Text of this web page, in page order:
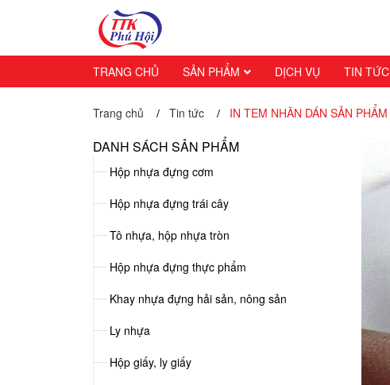
TRANG CHỦ SẢN PHẨM DỊCH VỤ TIN TỨC
Trang chủ / Tin tức / IN TEM NHÃN DÁN SẢN PHẨM
DANH SÁCH SẢN PHẨM
Hộp nhựa đựng cơm
Hộp nhựa đựng trái cây
Tô nhựa, hộp nhựa tròn
Hộp nhựa đựng thực phẩm
Khay nhựa đựng hải sản, nông sản
Ly nhựa
Hộp giấy, ly giấy